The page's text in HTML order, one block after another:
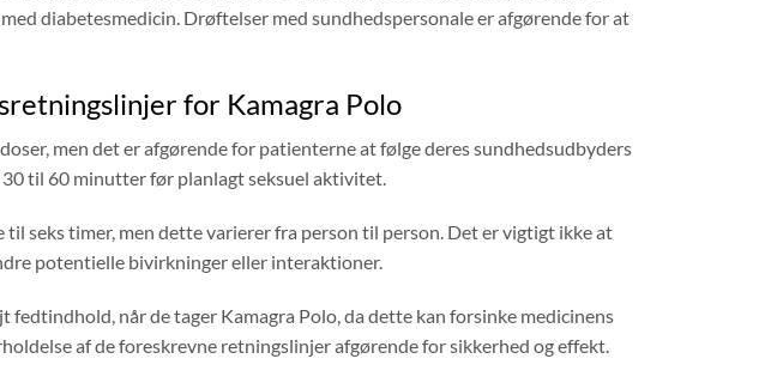
diabetesmedicin. Drøftelser med sundhedspersonale er afgørende for at
for Kamagra Polo
men det er afgørende for patienterne at følge deres sundhedsudbyders
til 60 minutter før planlagt seksuel aktivitet.
seks timer, men dette varierer fra person til person. Det er vigtigt ikke at
potentielle bivirkninger eller interaktioner.
når de tager Kamagra Polo, da dette kan forsinke medicinens
af de foreskrevne retningslinjer afgørende for sikkerhed og effekt.